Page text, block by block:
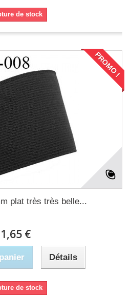
de stock
PROMO !
plat très très belle...
1,65 €
Détails
de stock